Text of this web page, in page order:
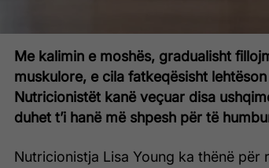
Me kalimin e moshës, gradualisht
muskulore, e cila fatkeqësisht
Nutricionistët kanë veçuar disa
duhet t’i hanë më shpesh për të
Nutricionistja Lisa Young ka thënë për